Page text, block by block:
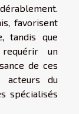
favorisent
tandis que
un
de ces
acteurs du
spécialisés